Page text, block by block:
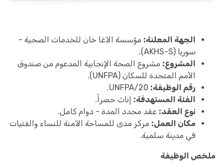
الجهة المعلنة: مؤسسة الآغا خان للخدمات الصحية -
سوريا (AKHS-S).
المشروع: مشروع الصحة الإنجابية المدعوم من صندوق
الأمم المتحدة للسكان (UNFPA).
رقم الوظيفة:
الفئة المستهدفة: إناث حصراً.
نوع العقد: عقد محدد المدة - دوام كامل.
مكان العمل: مركز مدى للمساحة الآمنة للنساء والفتيات
في مدينة سلمية.
ملخص الوظيفة